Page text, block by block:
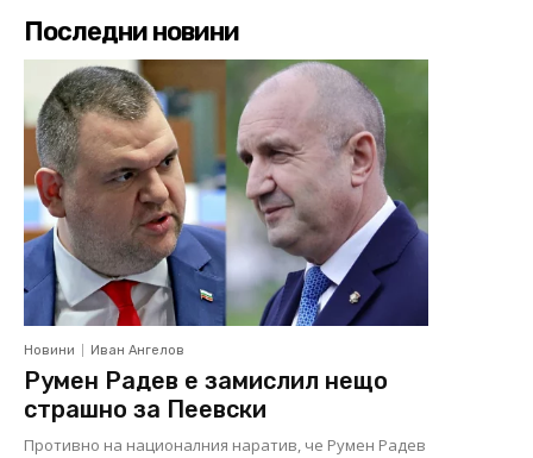
Последни новини
Новини Иван Ангелов
Румен Радев е замислил нещо
страшно за Пеевски
Противно на националния наратив, че Румен Радев